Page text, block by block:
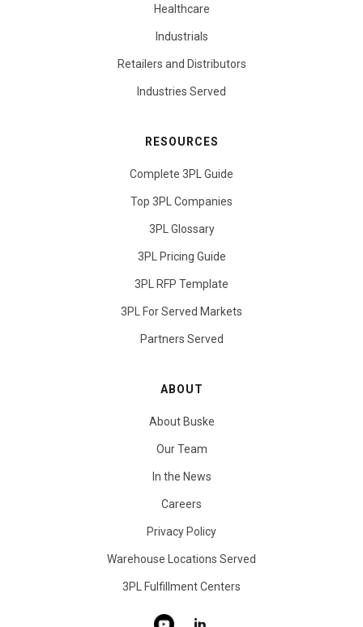
Healthcare
Industrials
Retailers and Distributors
Industries Served
RESOURCES
Complete 3PL Guide
Top 3PL Companies
3PL Glossary
3PL Pricing Guide
3PL RFP Template
3PL For Served Markets
Partners Served
ABOUT
About Buske
Our Team
In the News
Careers
Privacy Policy
Warehouse Locations Served
3PL Fulfillment Centers